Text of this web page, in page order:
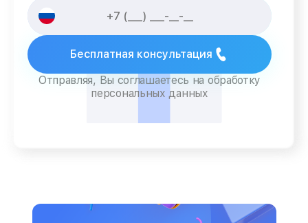
Бесплатная консультация
Отправляя, Вы соглашаетесь на обработку
персональных данных